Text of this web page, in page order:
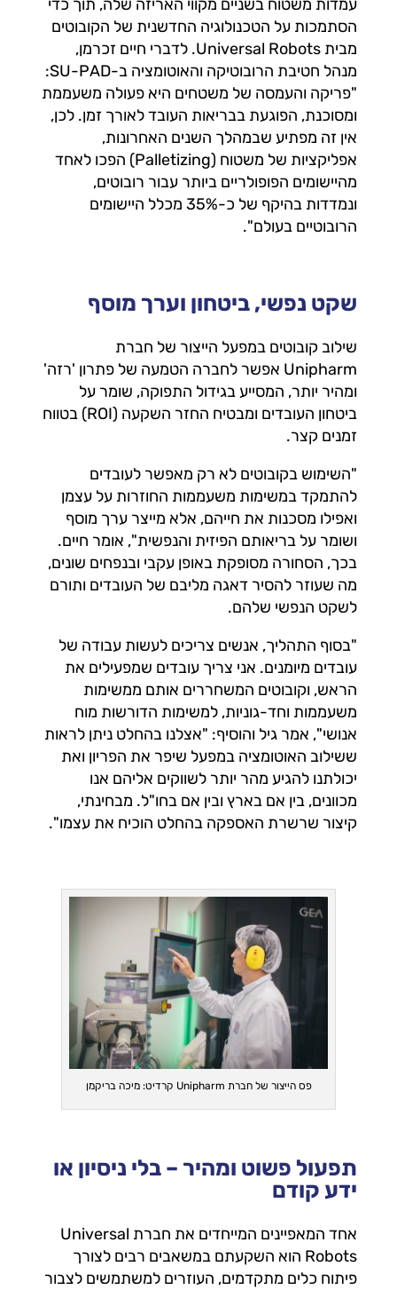
עמדות משטוח בשניים מקווי האריזה שלה, תוך כדי
הסתמכות על הטכנולוגיה החדשנית של הקובוטים
מבית Universal Robots. לדברי חיים זכרמן,
מנהל חטיבת הרובוטיקה והאוטומציה ב-SU-PAD:
"פריקה והעמסה של משטחים היא פעולה משעממת
ומסוכנת, הפוגעת בבריאות העובד לאורך זמן. לכן,
אין זה מפתיע שבמהלך השנים האחרונות,
אפליקציות של משטוח (Palletizing) הפכו לאחד
מהיישומים הפופולריים ביותר עבור רובוטים,
ונמדדות בהיקף של כ-35% מכלל היישומים
הרובוטיים בעולם".
שקט נפשי, ביטחון וערך מוסף
שילוב קובוטים במפעל הייצור של חברת
Unipharm אפשר לחברה הטמעה של פתרון 'רזה'
ומהיר יותר, המסייע בגידול התפוקה, שומר על
ביטחון העובדים ומבטיח החזר השקעה (ROI) בטווח
זמנים קצר.
"השימוש בקובוטים לא רק מאפשר לעובדים
להתמקד במשימות משעממות החוזרות על עצמן
ואפילו מסכנות את חייהם, אלא מייצר ערך מוסף
ושומר על בריאותם הפיזית והנפשית", אומר חיים.
בכך, הסחורה מסופקת באופן עקבי ובנפחים שונים,
מה שעוזר להסיר דאגה מליבם של העובדים ותורם
לשקט הנפשי שלהם.
"בסוף התהליך, אנשים צריכים לעשות עבודה של
עובדים מיומנים. אני צריך עובדים שמפעילים את
הראש, וקובוטים המשחררים אותם ממשימות
משעממות וחד-גוניות, למשימות הדורשות מוח
אנושי", אמר גיל והוסיף: "אצלנו בהחלט ניתן לראות
ששילוב האוטומציה במפעל שיפר את הפריון ואת
יכולתנו להגיע מהר יותר לשווקים אליהם אנו
מכוונים, בין אם בארץ ובין אם בחו"ל. מבחינתי,
קיצור שרשרת האספקה בהחלט הוכיח את עצמו".
פס הייצור של חברת Unipharm קרדיט: מיכה בריקמן
תפעול פשוט ומהיר – בלי ניסיון או
ידע קודם
אחד המאפיינים המייחדים את חברת Universal
Robots הוא השקעתם במשאבים רבים לצורך
פיתוח כלים מתקדמים, העוזרים למשתמשים לצבור